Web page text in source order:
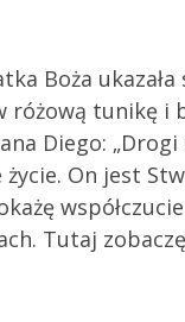
Boża
tunikę i
Diego:
On jest
Tutaj